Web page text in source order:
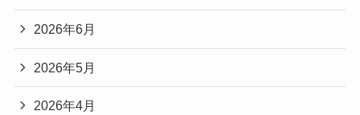
2026年6月
2026年5月
2026年4月